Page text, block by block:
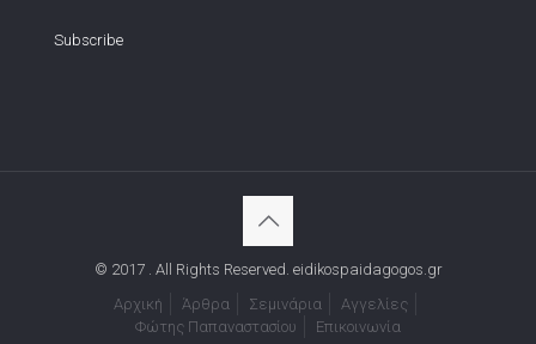
Subscribe
© 2017 . All Rights Reserved. eidikospaidagogos.gr
Αρχική
Άρθρα Σεμινάρια
Αγγελίες
Φώτης Παπαναστασίου
Επικοινωνία